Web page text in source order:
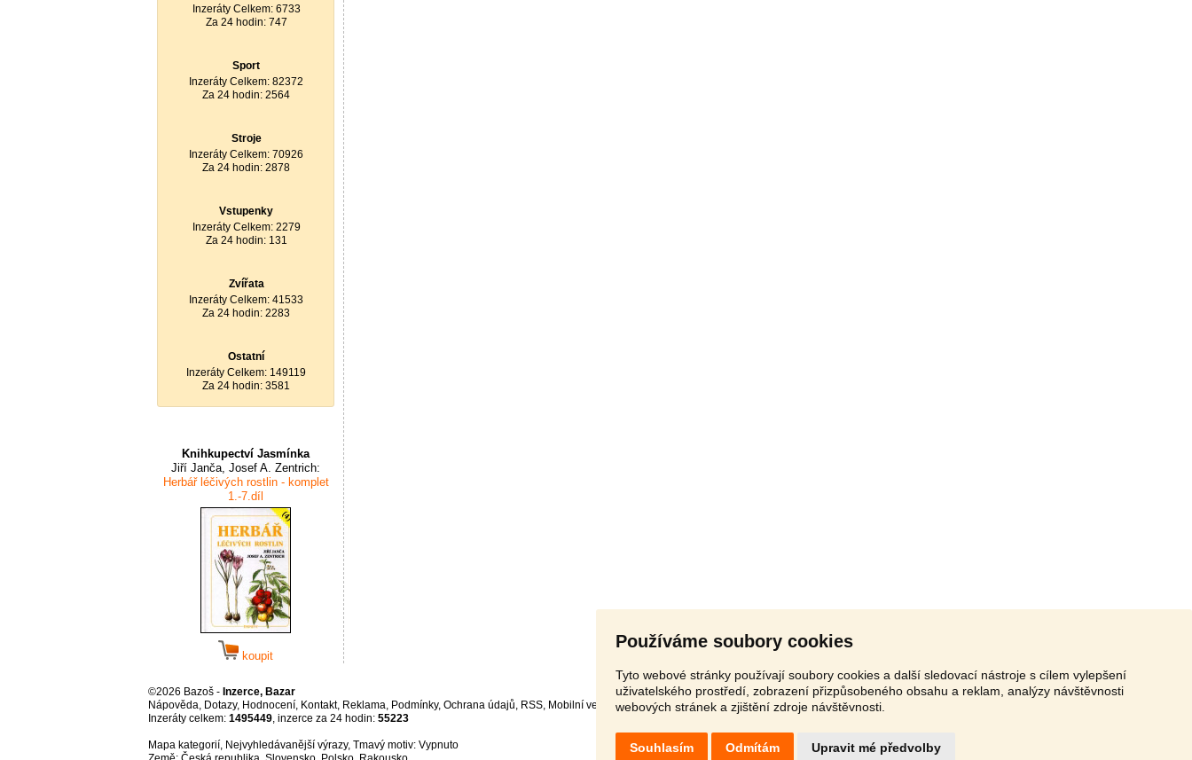
Používáme soubory cookies
Tyto webové stránky používají soubory cookies a další sledovací nástroje s cílem vylepšení
uživatelského prostředí, zobrazení přizpůsobeného obsahu a reklam, analýzy návštěvnosti
webových stránek a zjištění zdroje návštěvnosti.
Souhlasím Odmítám Upravit mé předvolby
Inzeráty Celkem: 6733
Za 24 hodin: 747
Sport
Inzeráty Celkem: 82372
Za 24 hodin: 2564
Stroje
Inzeráty Celkem: 70926
Za 24 hodin: 2878
Vstupenky
Inzeráty Celkem: 2279
Za 24 hodin: 131
Zvířata
Inzeráty Celkem: 41533
Za 24 hodin: 2283
Ostatní
Inzeráty Celkem: 149119
Za 24 hodin: 3581
Knihkupectví Jasmínka
Jiří Janča, Josef A. Zentrich:
Herbář léčivých rostlin - komplet
1.-7.díl
koupit
©2026 Bazoš - Inzerce, Bazar
Nápověda, Dotazy, Hodnocení, Kontakt, Reklama, Podmínky, Ochrana údajů, RSS,
Inzeráty celkem: 1495449, inzerce za 24 hodin: 55223
Mapa kategorií, Nejvyhledávanější výrazy, Tmavý motiv: